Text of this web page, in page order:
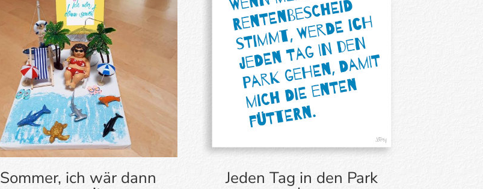
Sommer, ich wär dann Jeden Tag in den Park